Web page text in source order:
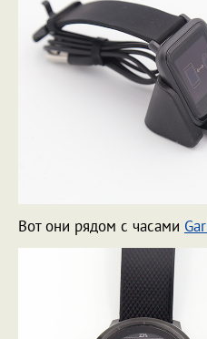
Вот они рядом с часами